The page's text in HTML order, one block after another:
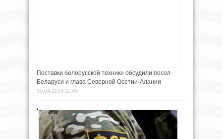
Поставки белорусской техники обсудили посол
Беларуси и глава Северной Осетии-Алании
30.04.2026 11:45